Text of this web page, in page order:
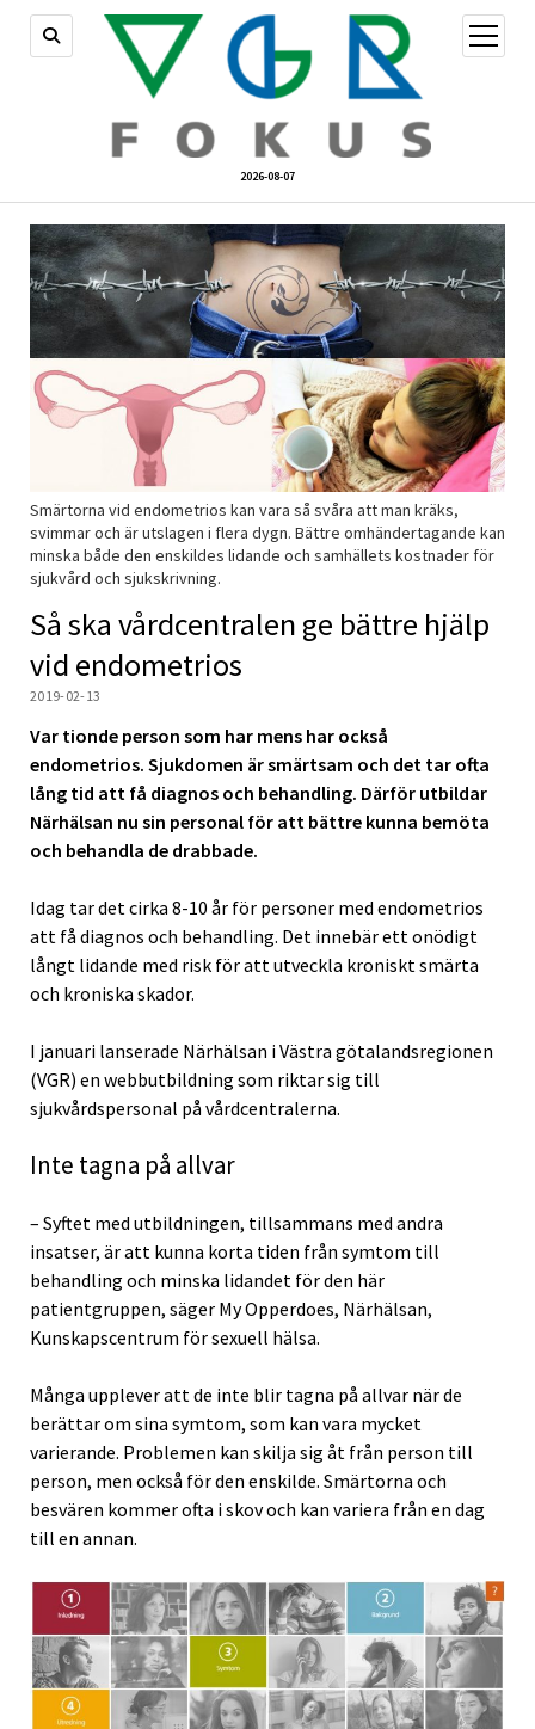
2026-08-07
öppna
meny
Smärtorna vid endometrios kan vara så svåra att man kräks,
svimmar och är utslagen i flera dygn. Bättre omhändertagande kan
minska både den enskildes lidande och samhällets kostnader för
sjukvård och sjukskrivning.
Så ska vårdcentralen ge bättre hjälp
vid endometrios
2019-02-13
Var tionde person som har mens har också
endometrios. Sjukdomen är smärtsam och det tar ofta
lång tid att få diagnos och behandling. Därför utbildar
Närhälsan nu sin personal för att bättre kunna bemöta
och behandla de drabbade.
Idag tar det cirka 8-10 år för personer med endometrios
att få diagnos och behandling. Det innebär ett onödigt
långt lidande med risk för att utveckla kroniskt smärta
och kroniska skador.
I januari lanserade Närhälsan i Västra götalandsregionen
(VGR) en webbutbildning som riktar sig till
sjukvårdspersonal på vårdcentralerna.
Inte tagna på allvar
– Syftet med utbildningen, tillsammans med andra
insatser, är att kunna korta tiden från symtom till
behandling och minska lidandet för den här
patientgruppen, säger My Opperdoes, Närhälsan,
Kunskapscentrum för sexuell hälsa.
Många upplever att de inte blir tagna på allvar när de
berättar om sina symtom, som kan vara mycket
varierande. Problemen kan skilja sig åt från person till
person, men också för den enskilde. Smärtorna och
besvären kommer ofta i skov och kan variera från en dag
till en annan.